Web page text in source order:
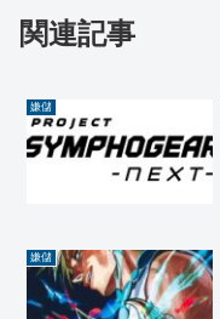
関連記事
嫌儲
嫌儲